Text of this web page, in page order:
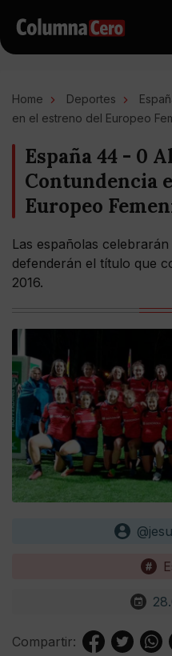
Home Deportes
en el estreno del Europeo
España 44 - 0
Contundencia
Europeo
Las españolas
defenderán el título que
2016.
Compartir: